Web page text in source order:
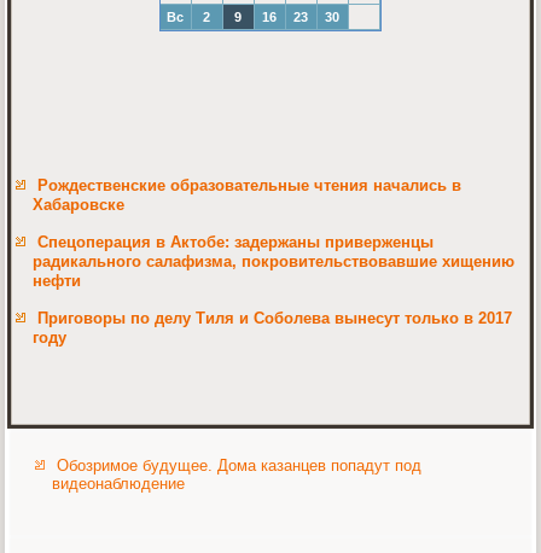
Вс
2 9 16 23 30
Рождественские образовательные чтения начались в
Хабаровске
Спецоперация в Актобе: задержаны приверженцы
радикального салафизма, покровительствовавшие хищению
нефти
Приговоры по делу Тиля и Соболева вынесут только в 2017
году
Обозримое будущее. Дома казанцев попадут под
видеонаблюдение